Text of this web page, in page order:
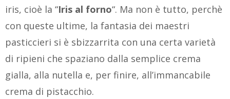
iris, cioè la “Iris al forno“. Ma non è tutto, perchè
con queste ultime, la fantasia dei maestri
pasticcieri si è sbizzarrita con una certa varietà
di ripieni che spaziano dalla semplice crema
gialla, alla nutella e, per finire, all’immancabile
crema di pistacchio.